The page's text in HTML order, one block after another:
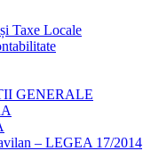
Taxe Locale
GENERALE
– LEGEA 17/2014